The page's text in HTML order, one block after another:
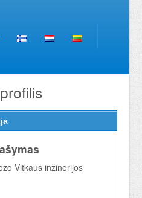
Vitkaus inžinerijos